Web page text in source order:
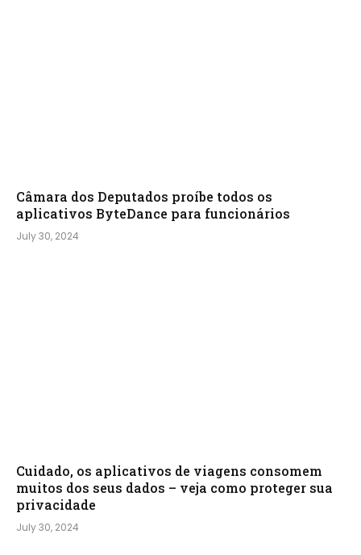
Câmara dos Deputados proíbe todos os
aplicativos ByteDance para funcionários
July 30, 2024
Cuidado, os aplicativos de viagens consomem
muitos dos seus dados – veja como proteger sua
privacidade
July 30, 2024